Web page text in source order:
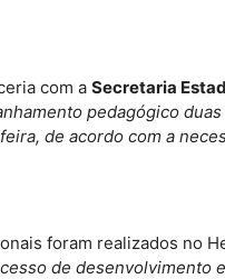
com a Secretaria
pedagógico
de acordo com a
foram realizados no
de